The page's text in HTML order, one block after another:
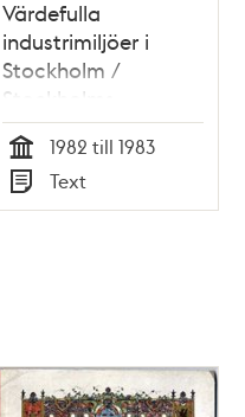
Värdefulla
industrimiljöer i
Stockholm /
Stockholms
stadsmuseum
Tid
1982 till 1983
Typ
Text